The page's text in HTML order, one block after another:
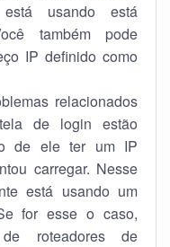
usando está
também pode
IP definido como
relacionados
de login estão
de ele ter um IP
carregar. Nesse
está usando um
for esse o caso,
roteadores de